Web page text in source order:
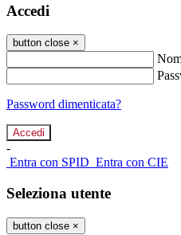
Accedi
button close ×
Password dimenticata?
-
Entra con SPID Entra con CIE
Seleziona utente
button close ×